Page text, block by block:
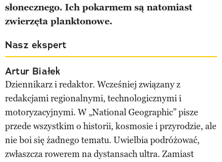
słonecznego. Ich pokarmem są natomiast
zwierzęta planktonowe.
Nasz ekspert
Artur Białek
Dziennikarz i redaktor. Wcześniej związany z
redakcjami regionalnymi, technologicznymi i
motoryzacyjnymi. W „National Geographic” pisze
przede wszystkim o historii, kosmosie i przyrodzie, ale
nie boi się żadnego tematu. Uwielbia podróżować,
zwłaszcza rowerem na dystansach ultra. Zamiast